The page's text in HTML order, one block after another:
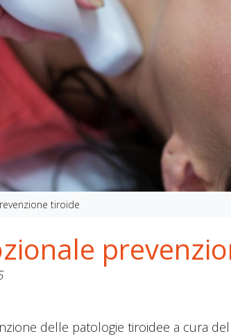
tiroide
delle patologie tiroidee a cura del